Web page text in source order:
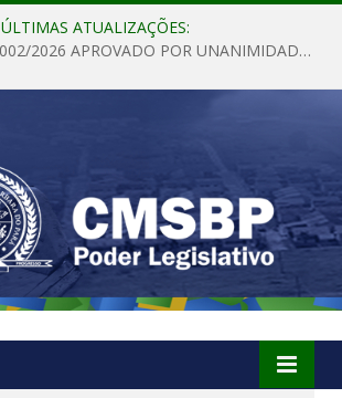
ÚLTIMAS ATUALIZAÇÕES:
PROJETO DE LEI 002/2026 APROVADO POR UNANIMIDADE EM SESSÃO ORDINÁRIA NESTA QUINTA – FEIRA 28 DE MAIO DE 2026